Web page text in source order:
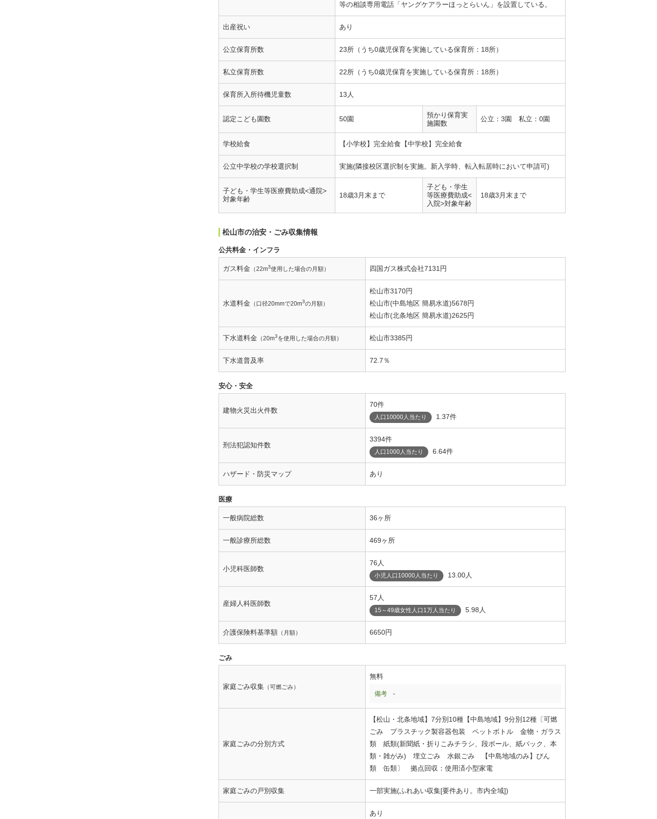
等の相談専用電話「ヤングケアラーほっとらいん」を設置している。
出産祝い あり
公立保育所数 23所（うち0歳児保育を実施している保育所：18所）
私立保育所数 22所（うち0歳児保育を実施している保育所：18所）
保育所入所待機児童数 13人
認定こども園数 50園
預かり保育実
施園数
公立：3園 私立：0園
学校給食 【小学校】完全給食【中学校】完全給食
公立中学校の学校選択制 実施(隣接校区選択制を実施。新入学時、転入転居時において申請可)
子ども・学生等医療費助成<通院>
対象年齢
18歳3月末まで
子ども・学生
等医療費助成<
入院>対象年齢
18歳3月末まで
松山市の治安・ごみ収集情報
公共料金・インフラ
ガス料金 （22m3使用した場合の月額） 四国ガス株式会社7131円
水道料金 （口径20mmで20m3の月額）
松山市3170円
松山市(中島地区 簡易水道)5678円
松山市(北条地区 簡易水道)2625円
下水道料金 （20m3を使用した場合の月額） 松山市3385円
下水道普及率 72.7％
安心・安全
建物火災出火件数
70件
人口10000人当たり 1.37件
刑法犯認知件数
3394件
人口1000人当たり 6.64件
ハザード・防災マップ あり
医療
一般病院総数 36ヶ所
一般診療所総数 469ヶ所
小児科医師数
76人
小児人口10000人当たり 13.00人
産婦人科医師数
57人
15～49歳女性人口1万人当たり 5.98人
介護保険料基準額 （月額） 6650円
ごみ
家庭ごみ収集 （可燃ごみ）
無料
備考 -
家庭ごみの分別方式
【松山・北条地域】7分別10種【中島地域】9分別12種〔可燃
ごみ プラスチック製容器包装 ペットボトル 金物・ガラス
類 紙類(新聞紙・折りこみチラシ、段ボール、紙パック、本
類・雑がみ) 埋立ごみ 水銀ごみ 【中島地域のみ】びん
類 缶類〕 拠点回収：使用済小型家電
家庭ごみの戸別収集 一部実施(ふれあい収集[要件あり。市内全域])
あり